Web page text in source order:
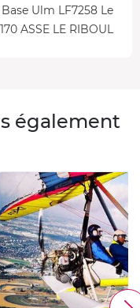
Base Ulm LF7258 Le
ASSE LE RIBOUL
également